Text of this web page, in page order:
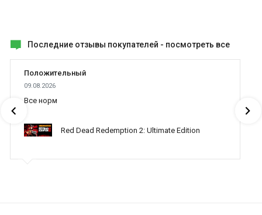
Последние отзывы покупателей - посмотреть все
Положительный
09.08.2026
Все норм
Red Dead Redemption 2: Ultimate Edition